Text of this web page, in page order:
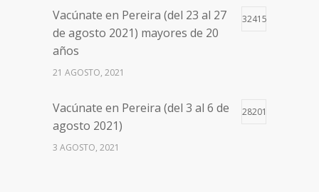
Vacúnate en Pereira (del 23 al 27
de agosto 2021) mayores de 20
años
32415
21 AGOSTO, 2021
Vacúnate en Pereira (del 3 al 6 de
agosto 2021)
28201
3 AGOSTO, 2021